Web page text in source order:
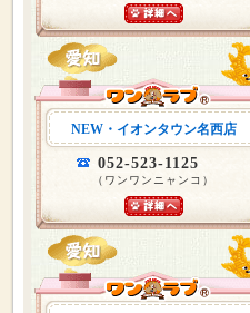
NEW・イオンタウン名西店
052-523-1125
（ワンワンニャンコ）